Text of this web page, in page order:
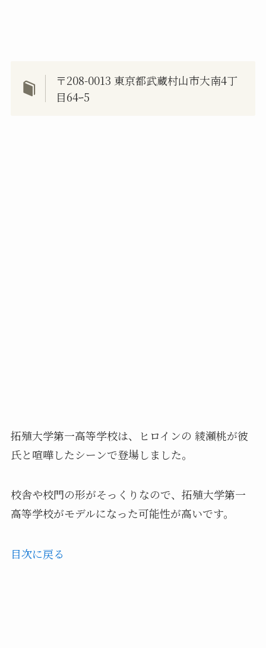
〒208-0013 東京都武蔵村山市大南4丁
目64ｰ5
拓殖大学第一高等学校は、ヒロインの 綾瀬桃が彼
氏と喧嘩したシーンで登場しました。
校舎や校門の形がそっくりなので、拓殖大学第一
高等学校がモデルになった可能性が高いです。
目次に戻る